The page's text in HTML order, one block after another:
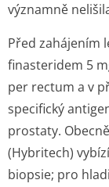
významně
Před zahájením
finasteridem 5
per rectum a v
specifický
prostaty.
(Hybritech)
biopsie; pro